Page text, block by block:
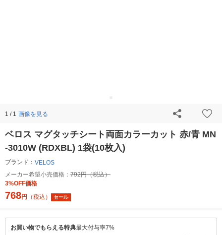
1 / 1 画像を見る
ベロス マグタッチシート両面カラーカット 赤/青 MN
-3010W (RDXBL) 1袋(10枚入)
ブランド： VELOS
メーカー希望小売価格： 792円（税込）
3%OFF価格
768円 （税込） セール
お買い物でもらえる特典最大付与率7%